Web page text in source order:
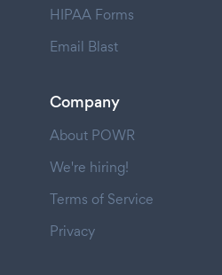
HIPAA Forms
Email Blast
Company
About POWR
We're hiring!
Terms of Service
Privacy